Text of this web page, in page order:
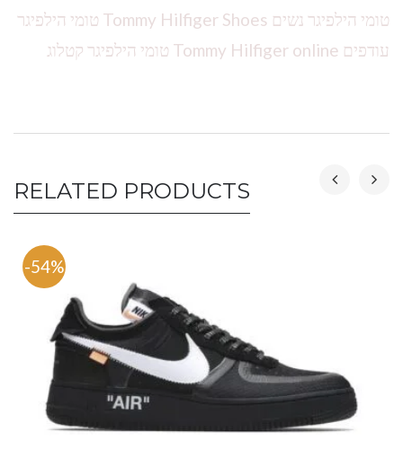
טומי הילפיגר נשים Tommy Hilfiger Shoes טומי הילפיגר
עודפים Tommy Hilfiger online טומי הילפיגר קטלוג
RELATED PRODUCTS
-54%